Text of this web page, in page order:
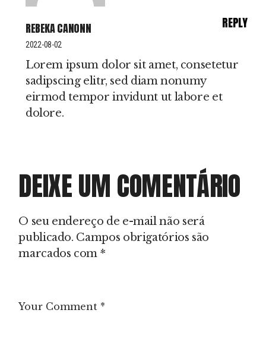
REBEKA CANONN
2022-08-02
Lorem ipsum dolor sit amet, consetetur
sadipscing elitr, sed diam nonumy
eirmod tempor invidunt ut labore et
dolore.
REPLY
DEIXE UM COMENTÁRIO
O seu endereço de e-mail não será
publicado. Campos obrigatórios são
marcados com *